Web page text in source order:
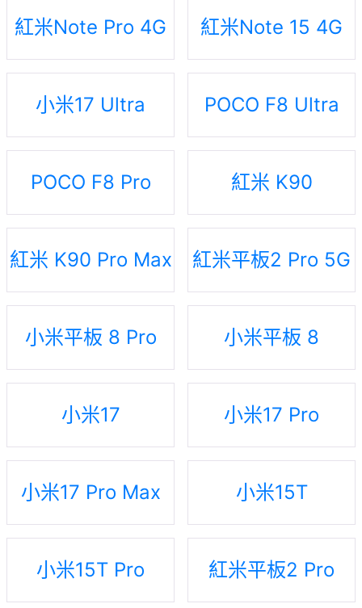
紅米Note Pro 4G 紅米Note 15 4G
小米17 Ultra POCO F8 Ultra
POCO F8 Pro 紅米 K90
紅米 K90 Pro Max 紅米平板2 Pro 5G
小米平板 8 Pro 小米平板 8
小米17 小米17 Pro
小米17 Pro Max 小米15T
小米15T Pro 紅米平板2 Pro